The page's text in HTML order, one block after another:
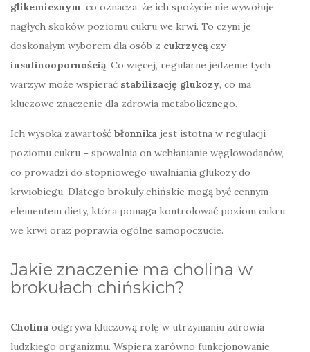
glikemicznym, co oznacza, że ich spożycie nie wywołuje
nagłych skoków poziomu cukru we krwi. To czyni je
doskonałym wyborem dla osób z cukrzycą czy
insulinoopornością. Co więcej, regularne jedzenie tych
warzyw może wspierać stabilizację glukozy, co ma
kluczowe znaczenie dla zdrowia metabolicznego.
Ich wysoka zawartość błonnika jest istotna w regulacji
poziomu cukru – spowalnia on wchłanianie węglowodanów,
co prowadzi do stopniowego uwalniania glukozy do
krwiobiegu. Dlatego brokuły chińskie mogą być cennym
elementem diety, która pomaga kontrolować poziom cukru
we krwi oraz poprawia ogólne samopoczucie.
Jakie znaczenie ma cholina w
brokułach chińskich?
Cholina odgrywa kluczową rolę w utrzymaniu zdrowia
ludzkiego organizmu. Wspiera zarówno funkcjonowanie